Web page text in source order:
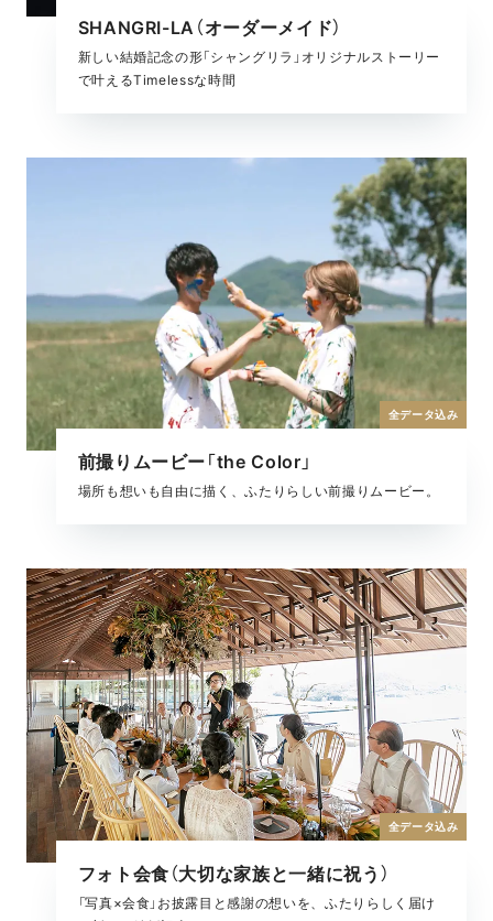
SHANGRI-LA（オーダーメイド）
新しい結婚記念の形「シャングリラ」オリジナルストーリー
で叶えるTimelessな時間
前撮りムービー「the Color」
場所も想いも自由に描く、ふたりらしい前撮りムービー。
全データ込み
フォト会食（大切な家族と一緒に祝う）
「写真×会食」お披露目と感謝の想いを、ふたりらしく届け
全データ込み